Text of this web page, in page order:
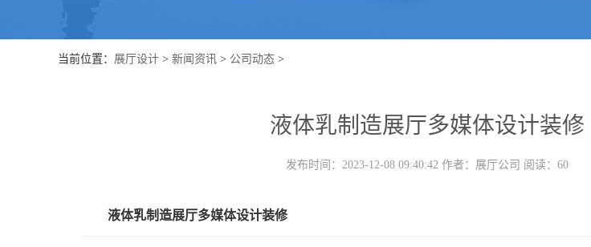
当前位置： 展厅设计 > 新闻资讯 > 公司动态 >
液体乳制造展厅多媒体设计装修
发布时间：2023-12-08 09:40:42 作者：展厅公司 阅读：60
液体乳制造展厅多媒体设计装修